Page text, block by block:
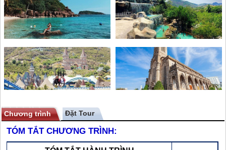
Chương trình
TÓM TẮT CHƯƠNG TRÌNH: